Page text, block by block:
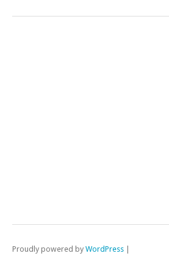
Proudly powered by WordPress